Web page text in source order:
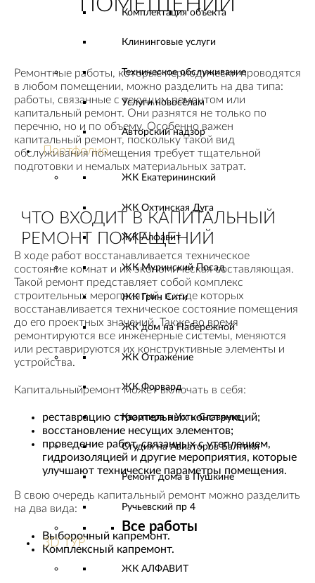
Комплектация объекта
Клининговые услуги
Техническое обслуживание
Услуги новосёлам
Авторский надзор
Портфолио
ЖК Екатерининский
ЖК Охтинская Дуга
ЖК Алфавит
ЖК Муринский Посад
ЖК Грин Сити
ЖК дом на Набережной
ЖК Отражение
ЖК Форвард
Квартира в Усть-Славянке
Студия на Авиаторов Балтики
Ремонт дома в Пушкине
Ручьевский пр 4
Все работы
3D ТУР
ЖК АЛФАВИТ
Ремонтные работы, которые периодически проводятся
в любом помещении, можно разделить на два типа:
работы, связанные с текущим ремонтом или
капитальный ремонт. Они разнятся не только по
перечню, но и по объему. Особенно важен
капитальный ремонт, поскольку такой вид
обслуживания помещения требует тщательной
подготовки и немалых материальных затрат.
ЧТО ВХОДИТ В КАПИТАЛЬНЫЙ
РЕМОНТ ПОМЕЩЕНИЙ
В ходе работ восстанавливается техническое
состояние комнат и их экономическая составляющая.
Такой ремонт представляет собой комплекс
строительных мероприятий, в ходе которых
восстанавливается техническое состояние помещения
до его проектных значений. Также во время
ремонтируются все инженерные системы, меняются
или реставрируются их конструктивные элементы и
устройства.
Капитальныйремонт может включать в себя:
реставрацию строительных конструкций;
восстановление несущих элементов;
проведение работ, связанных с утеплением,
гидроизоляцией и другие мероприятия, которые
улучшают технические параметры помещения.
В свою очередь капитальный ремонт можно разделить
на два вида:
Выборочный капремонт.
Комплексный капремонт.